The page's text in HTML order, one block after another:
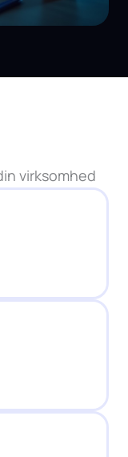
virksomhed